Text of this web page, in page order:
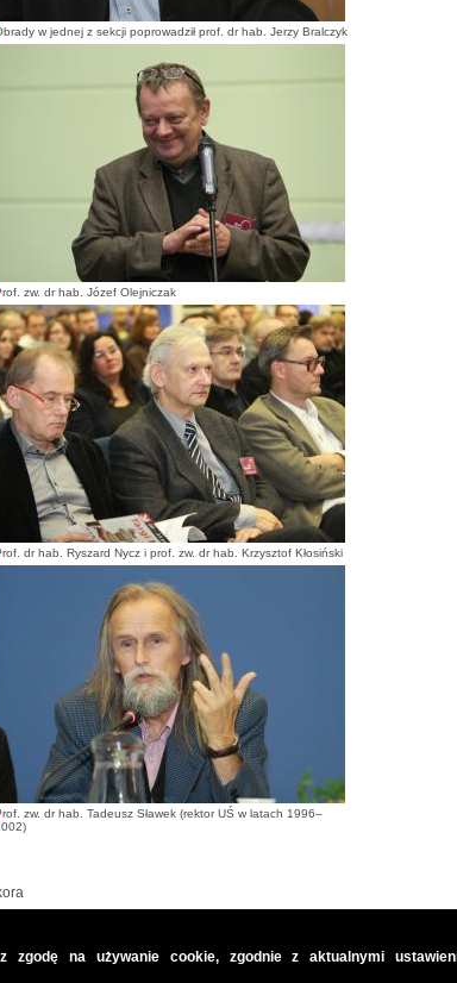
w jednej z sekcji poprowadził prof. dr hab. Jerzy Bralczyk
zw. dr hab. Józef Olejniczak
dr hab. Ryszard Nycz i prof. zw. dr hab. Krzysztof Kłosiński
zw. dr hab. Tadeusz Sławek (rektor UŚ w latach 1996–
zgodę na używanie cookie, zgodnie z aktualnymi